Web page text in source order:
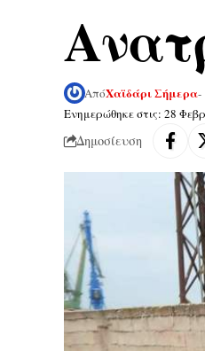
Ενημερώθηκε στις: 28
ΑπόΧαϊδάρι Σήμερα-
Δημοσίευση